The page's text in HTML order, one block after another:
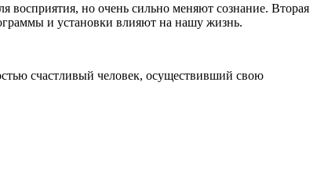
но очень сильно меняют сознание. Вторая
и установки влияют на нашу жизнь.
счастливый человек, осуществивший свою